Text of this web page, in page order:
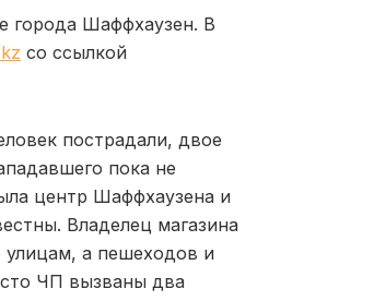
города Шаффхаузен. В
со ссылкой
пострадали, двое
пока не
центр Шаффхаузена и
Владелец магазина
улицам, а пешеходов и
ЧП вызваны два